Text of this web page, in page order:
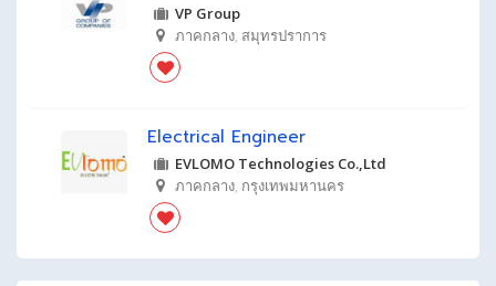
VP Group
ภาคกลาง, สมุทรปราการ
Electrical Engineer
EVLOMO Technologies Co.,Ltd
ภาคกลาง, กรุงเทพมหานคร